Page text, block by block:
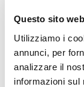
Questo sito
Utilizziamo i
annunci, per
analizzare il
informazioni sul